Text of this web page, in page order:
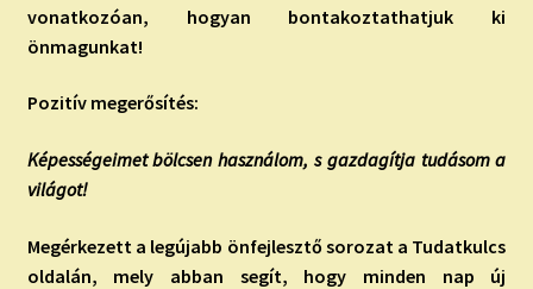
vonatkozóan, hogyan bontakoztathatjuk ki
önmagunkat!
Pozitív megerősítés:
Képességeimet bölcsen használom, s gazdagítja tudásom a
világot!
Megérkezett a legújabb önfejlesztő sorozat a Tudatkulcs
oldalán, mely abban segít, hogy minden nap új